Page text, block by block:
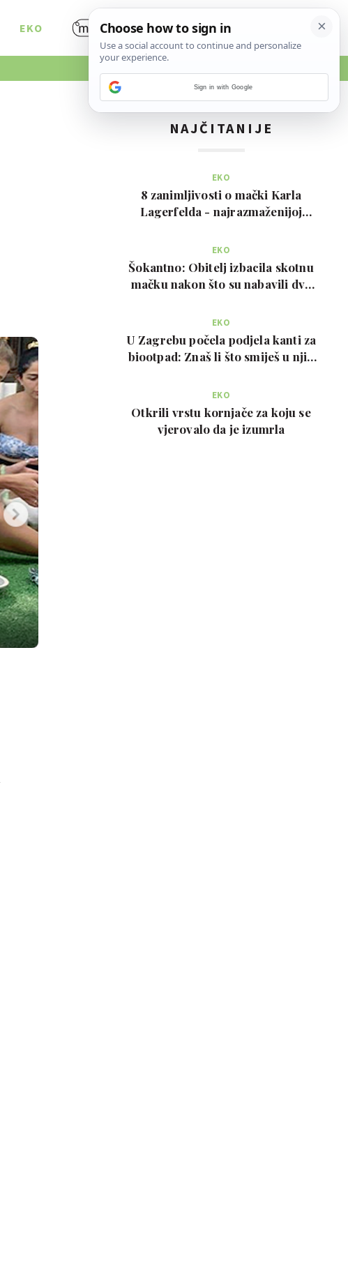
EKO
NAJČITANIJE
EKO
8 zanimljivosti o mački Karla
Lagerfelda - najrazmaženijoj
EKO
Šokantno: Obitelj izbacila skotnu
mačku nakon što su nabavili dva
EKO
U Zagrebu počela podjela kanti za
biootpad: Znaš li što smiješ u njih
EKO
Otkrili vrstu kornjače za koju se
vjerovalo da je izumrla
Sign in with Google